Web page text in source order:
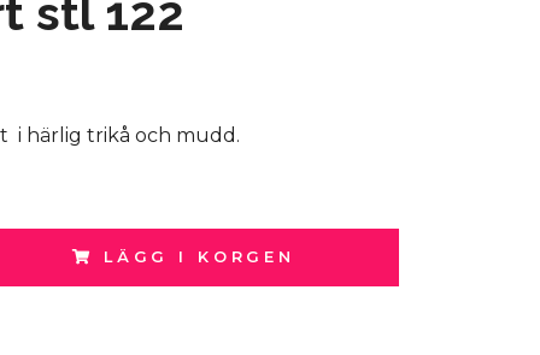
stl 122
i härlig trikå och mudd.
LÄGG I KORGEN